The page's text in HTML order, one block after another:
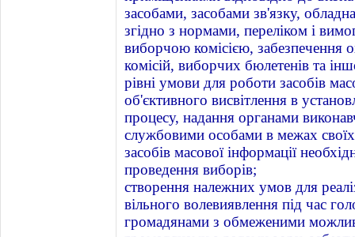
засобами, засобами зв'язку,
згідно з нормами, переліком і
виборчою комісією,
комісій, виборчих бюлетенів та
рівні умови для роботи засобів
об'єктивного висвітлення в
процесу, надання органами
службовими особами в межах
засобів масової інформації
проведення виборів;
створення належних умов для
вільного волевиявлення під час
громадянами з обмеженими